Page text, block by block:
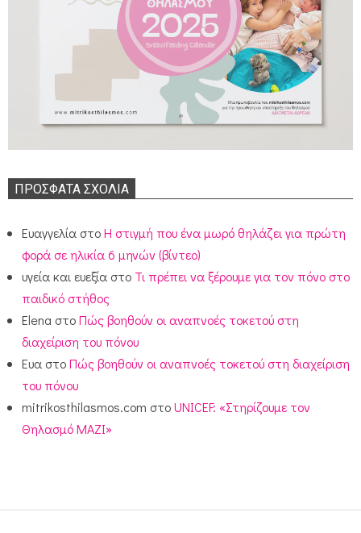
ΠΡΌΣΦΑΤΑ ΣΧΌΛΙΑ
Ευαγγελία στοΗ στιγμή που ένα μωρό θηλάζει για πρώτη
φορά σε ηλικία 6 μηνών (βίντεο)
υγεία και ευεξία στο Τι πρέπει να ξέρουμε για τον πόνο στο
παιδικό στήθος
Elena στοΠώς βοηθούν οι αναπνοές τοκετού στη
διαχείριση του πόνου
Ευα στοΠώς βοηθούν οι αναπνοές τοκετού στη διαχείριση
του πόνου
mitrikosthilasmos.com στοUNICEF: «Στηρίζουμε τον
Θηλασμό ΜΑΖΙ»